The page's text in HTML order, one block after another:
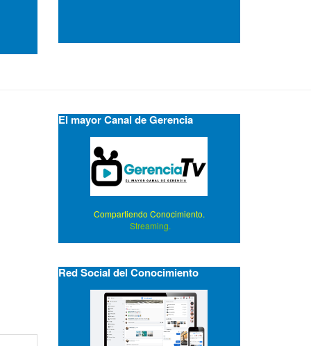
El mayor Canal de Gerencia
Compartiendo Conocimiento.
Streaming.
Red Social del Conocimiento